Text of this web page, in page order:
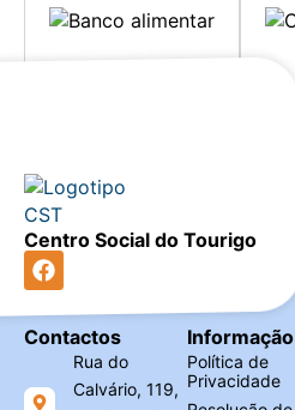
Centro Social do Tourigo
Contactos
Rua do
Calvário, 119,
Informação
Política de
Privacidade